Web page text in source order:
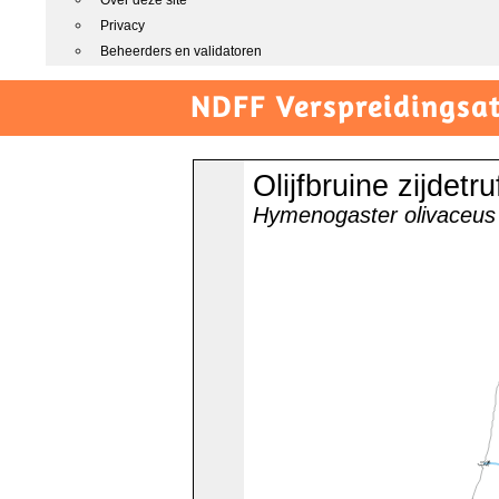
Privacy
Beheerders en validatoren
NDFF